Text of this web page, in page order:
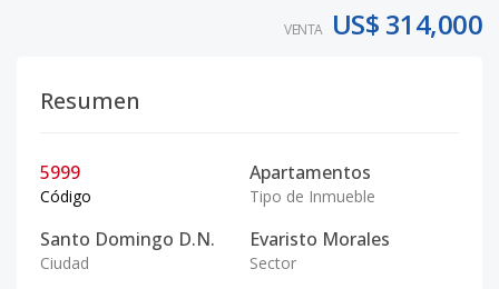
VENTA US$ 314,000
Resumen
5999
Código
Apartamentos
Tipo de Inmueble
Santo Domingo D.N.
Ciudad
Evaristo Morales
Sector